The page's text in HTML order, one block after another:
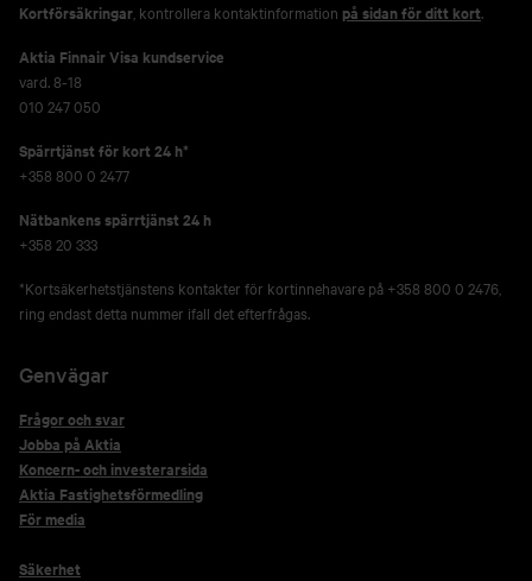
Kortförsäkringar , kontrollera kontaktinformation på sidan för ditt kort.
Aktia Finnair Visa kundservice
vard. 8-18
010 247 050
Spärrtjänst för kort 24 h*
+358 800 0 2477
Nätbankens spärrtjänst 24 h
+358 20 333
*Kortsäkerhetstjänstens kontakter för kortinnehavare på +358 800 0 2476,
ring endast detta nummer ifall det efterfrågas.
Genvägar
Frågor och svar
Jobba på Aktia
Koncern- och investerarsida
Aktia Fastighetsförmedling
För media
Säkerhet